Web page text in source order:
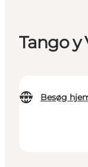
Tango y
Besøg